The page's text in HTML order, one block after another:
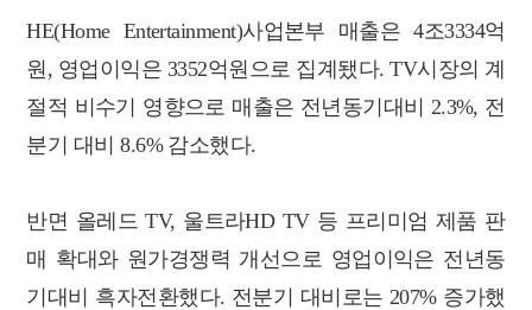
HE(Home Entertainment)사업본부 매출은 4조3334억
원, 영업이익은 3352억원으로 집계됐다. TV시장의 계
절적 비수기 영향으로 매출은 전년동기대비 2.3%, 전
분기 대비 8.6% 감소했다.
반면 올레드 TV, 울트라HD TV 등 프리미엄 제품 판
매 확대와 원가경쟁력 개선으로 영업이익은 전년동
기대비 흑자전환했다. 전분기 대비로는 207% 증가했